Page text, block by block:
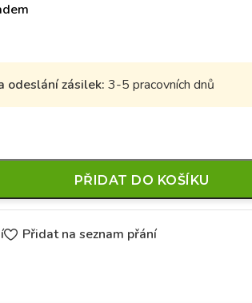
odeslání zásilek: 3-5 pracovních dnů
PŘIDAT DO KOŠÍKU
Přidat na seznam přání